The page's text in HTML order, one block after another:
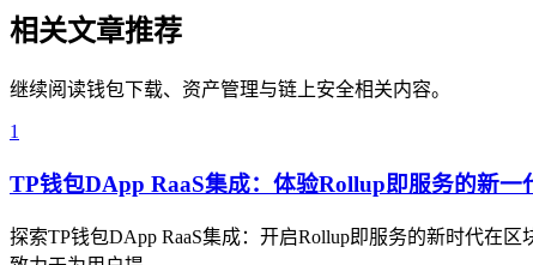
相关文章推荐
继续阅读钱包下载、资产管理与链上安全相关内容。
1
TP钱包DApp RaaS集成：体验Rollup即服务的新一
探索TP钱包DApp RaaS集成：开启Rollup即服务的新时代在